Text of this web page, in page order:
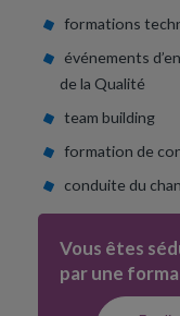
formations
événements
de la Qualité
team building
formation de
conduite du
Vous êtes
par une